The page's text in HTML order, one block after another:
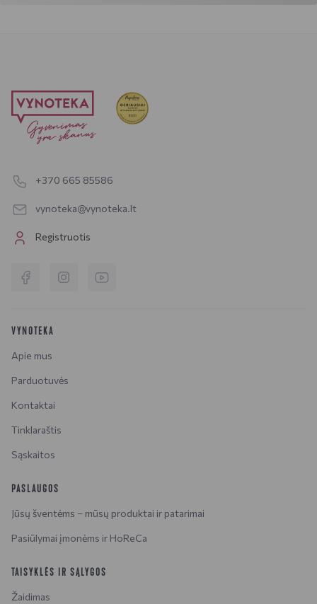
+370 665 85586
vynoteka@vynoteka.lt
Registruotis
VYNOTEKA
Apie mus
Parduotuvės
Kontaktai
Tinklaraštis
Sąskaitos
PASLAUGOS
Jūsų šventėms – mūsų produktai ir patarimai
Pasiūlymai įmonėms ir HoReCa
TAISYKLĖS IR SĄLYGOS
Žaidimas